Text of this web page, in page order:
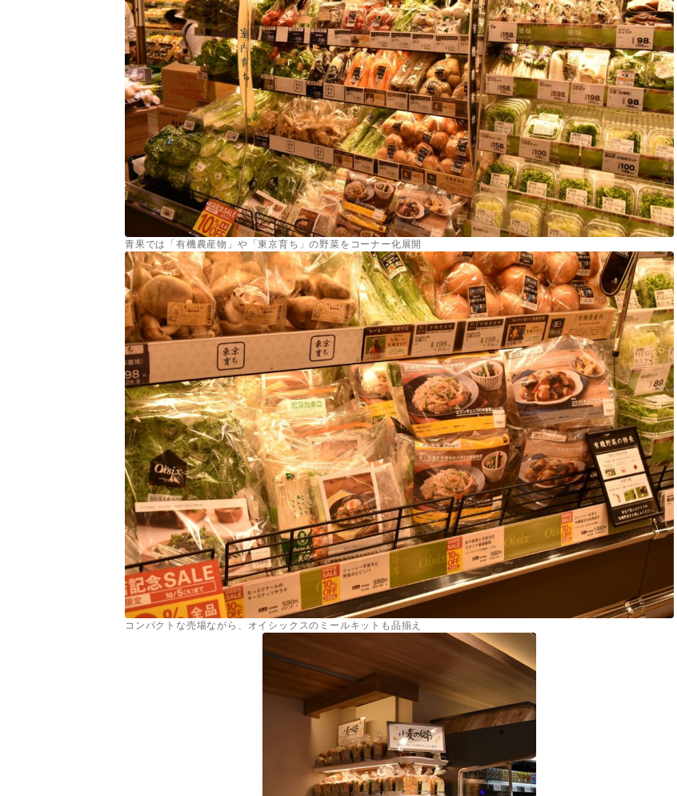
青果では「有機農産物」や「東京育ち」の野菜をコーナー化展開
コンパクトな売場ながら、オイシックスのミールキットも品揃え